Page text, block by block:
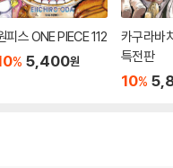
피스 ONE PIECE 112
% 5,400원
카구라바
특전판
10%